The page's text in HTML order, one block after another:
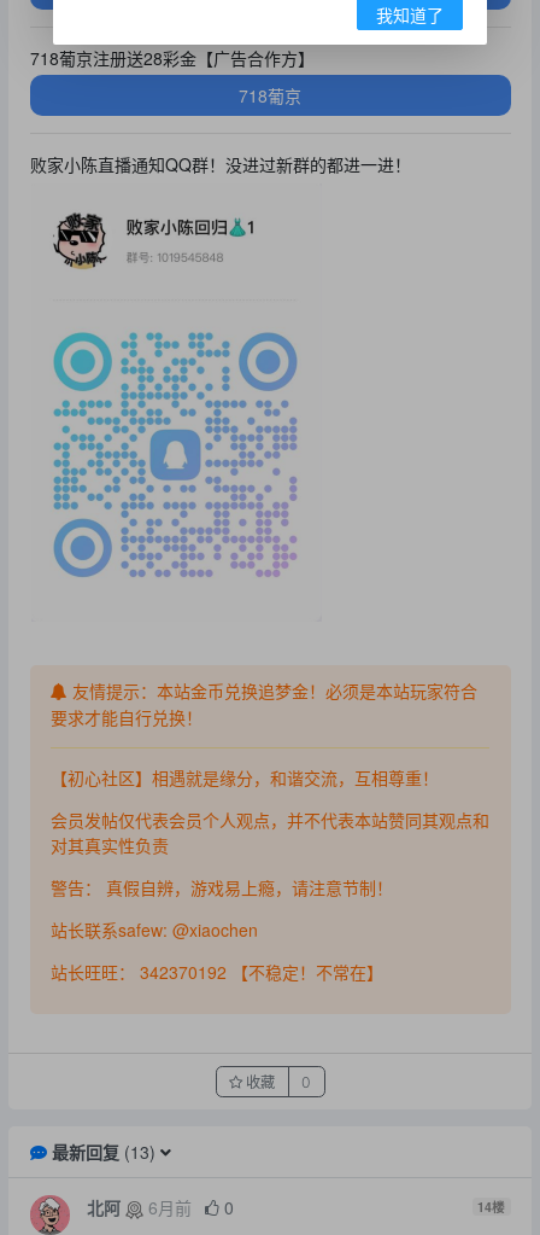
718葡京注册送28彩金【广告合作方】
718葡京
败家小陈直播通知QQ群！没进过新群的都进一进！
友情提示：本站金币兑换追梦金！必须是本站玩家符合
要求才能自行兑换！
【初心社区】相遇就是缘分，和谐交流，互相尊重！
会员发帖仅代表会员个人观点，并不代表本站赞同其观点和
对其真实性负责
警告： 真假自辨，游戏易上瘾，请注意节制！
站长联系safew: @xiaochen
站长旺旺： 342370192 【不稳定！不常在】
收藏 0
最新回复(13)
北阿 6月前 0 14楼
我知道了